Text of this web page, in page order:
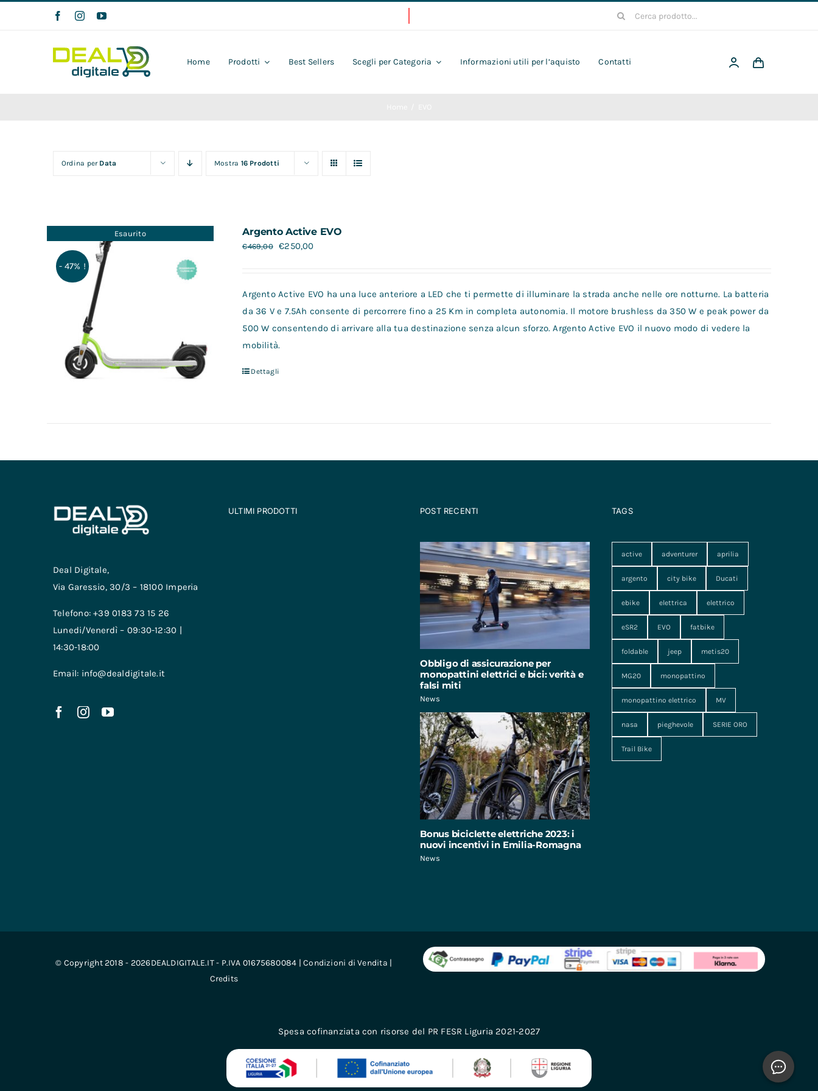
Cerca
Home Prodotti Best Sellers Scegli per Categoria Informazioni utili per l’aquisto Contatti
Ordina per Data Mostra 16 Prodotti
Esaurito
- 47% !
Argento Active EVO
€469,00 €250,00
Argento Active EVO ha una luce anteriore a LED che ti permette di illuminare la strada anche nelle ore notturne. La batteria
da 36 V e 7.5Ah consente di percorrere fino a 25 Km in completa autonomia. Il motore brushless da 350 W e peak power da
500 W consentendo di arrivare alla tua destinazione senza alcun sforzo. Argento Active EVO il nuovo modo di vedere la
mobilità.
Dettagli
Deal Digitale,
Via Garessio, 30/3 – 18100 Imperia
Telefono: +39 0183 73 15 26
Lunedi/Venerdì – 09:30-12:30 |
14:30-18:00
Email: info@dealdigitale.it
ULTIMI PRODOTTI POST RECENTI
Obbligo di assicurazione per
monopattini elettrici e bici: verità e
falsi miti
News
Bonus biciclette elettriche 2023: i
nuovi incentivi in Emilia-Romagna
News
TAGS
active adventurer aprilia
argento city bike Ducati
ebike elettrica elettrico
eSR2 EVO fatbike
foldable jeep metis20
MG20 monopattino
monopattino elettrico MV
nasa pieghevole SERIE ORO
Trail Bike
© Copyright 2018 - 2026DEALDIGITALE.IT - P.IVA 01675680084 |Condizioni di Vendita |
Credits
Spesa cofinanziata con risorse del PR FESR Liguria 2021-2027